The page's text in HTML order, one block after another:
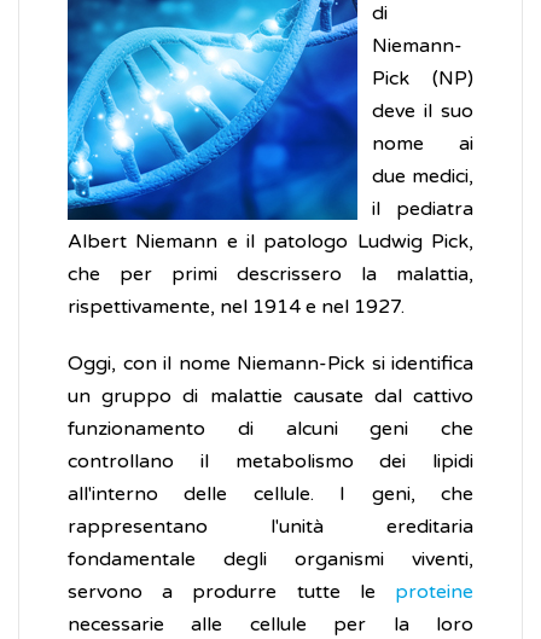
di
Niemann-
Pick (NP)
deve il suo
nome ai
due medici,
il pediatra
Albert Niemann e il patologo Ludwig Pick,
che per primi descrissero la malattia,
rispettivamente, nel 1914 e nel 1927.
Oggi, con il nome Niemann-Pick si identifica
un gruppo di malattie causate dal cattivo
funzionamento di alcuni geni che
controllano il metabolismo dei lipidi
all'interno delle cellule. I geni, che
rappresentano l'unità ereditaria
fondamentale degli organismi viventi,
servono a produrre tutte le proteine
necessarie alle cellule per la loro